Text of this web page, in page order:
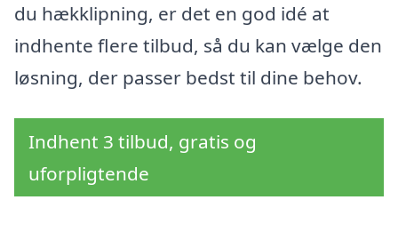
du hækklipning, er det en god idé at
indhente flere tilbud, så du kan vælge den
løsning, der passer bedst til dine behov.
Indhent 3 tilbud, gratis og
uforpligtende